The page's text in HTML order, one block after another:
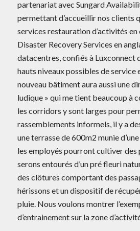
partenariat avec Sungard
permettant d’accueillir nos clients
services restauration d’activités en
Disaster Recovery Services en
datacentres, confiés à Luxconnect
hauts niveaux possibles de service
nouveau bâtiment aura aussi une
ludique » qui me tient beaucoup à
les corridors y sont larges pour
rassemblements informels, il y a
une terrasse de 600m2 munie
les employés pourront cultiver des
serons entourés d’un pré fleuri
des clôtures comportant des
hérissons et un dispositif de
pluie. Nous voulons montrer
d’entrainement sur la zone